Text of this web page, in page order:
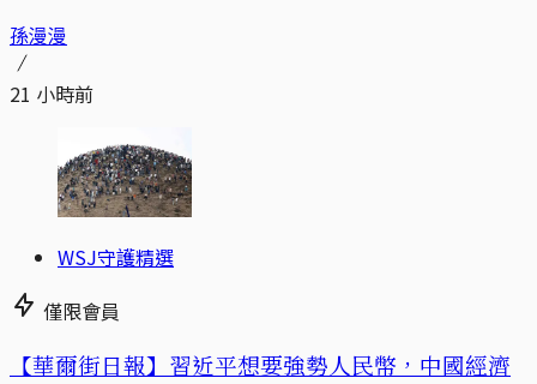
孫漫漫
21 小時前
WSJ守護精選
僅限會員
【華爾街日報】習近平想要強勢人民幣，中國經濟